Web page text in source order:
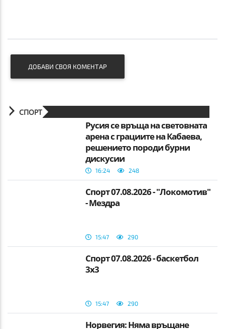
ДОБАВИ СВОЯ КОМЕНТАР
СПОРТ
Русия се връща на световната
арена с грациите на Кабаева,
решението породи бурни
дискусии
16:24 248
Спорт 07.08.2026 - "Локомотив"
- Мездра
15:47 290
Спорт 07.08.2026 - баскетбол
3х3
15:47 290
Норвегия: Няма връщане